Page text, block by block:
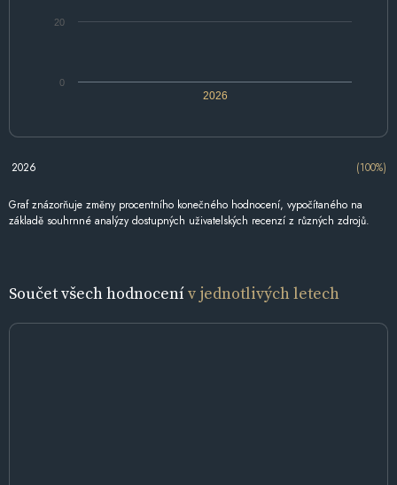
2026
0
20
2026 (100%)
Graf znázorňuje změny procentního konečného hodnocení, vypočítaného na
základě souhrnné analýzy dostupných uživatelských recenzí z různých zdrojů.
Součet všech hodnocenív jednotlivých letech